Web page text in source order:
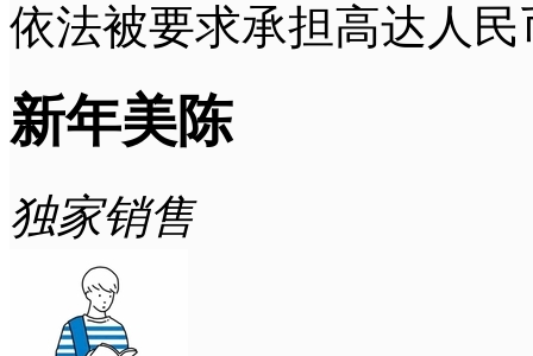
依法被要求承担高达人
新年美陈
独家销售